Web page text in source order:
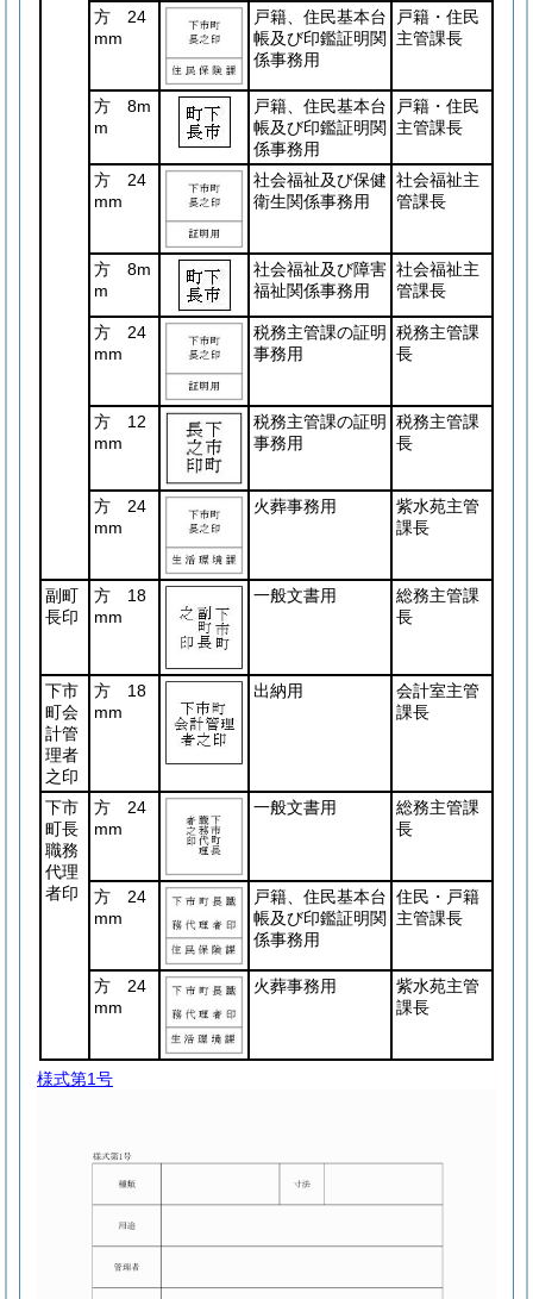
方 24
mm
戸籍、住民基本台
帳及び印鑑証明関
係事務用
戸籍・住民
主管課長
方 8m
m
戸籍、住民基本台
帳及び印鑑証明関
係事務用
戸籍・住民
主管課長
方 24
mm
社会福祉及び保健
衛生関係事務用
社会福祉主
管課長
方 8m
m
社会福祉及び障害
福祉関係事務用
社会福祉主
管課長
方 24
mm
税務主管課の証明
事務用
税務主管課
長
方 12
mm
税務主管課の証明
事務用
税務主管課
長
方 24
mm
火葬事務用
紫水苑主管
課長
副町
長印
方 18
mm
一般文書用
総務主管課
長
下市
町会
計管
理者
之印
方 18
mm
出納用
会計室主管
課長
下市
町長
職務
代理
者印
方 24
mm
一般文書用
総務主管課
長
方 24
mm
戸籍、住民基本台
帳及び印鑑証明関
係事務用
住民・戸籍
主管課長
方 24
mm
火葬事務用
紫水苑主管
課長
様式第1号